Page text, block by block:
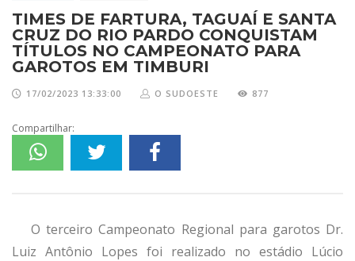
TIMES DE FARTURA, TAGUAÍ E SANTA
CRUZ DO RIO PARDO CONQUISTAM
TÍTULOS NO CAMPEONATO PARA
GAROTOS EM TIMBURI
17/02/2023 13:33:00 O SUDOESTE 877
Compartilhar:
O terceiro Campeonato Regional para garotos Dr.
Luiz Antônio Lopes foi realizado no estádio Lúcio